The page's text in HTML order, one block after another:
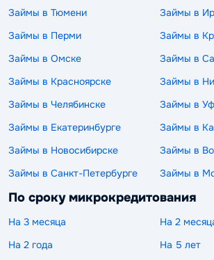
Займы в Тюмени
Займы в
Займы в Перми
Займы в
Займы в Омске
Займы в
Займы в Красноярске
Займы в
Займы в Челябинске
Займы в
Займы в Екатеринбурге
Займы в
Займы в Новосибирске
Займы в
Займы в Санкт-Петербурге
Займы в
По сроку микрокредитования
На 3 месяца
На 2
На 2 года
На 5 лет